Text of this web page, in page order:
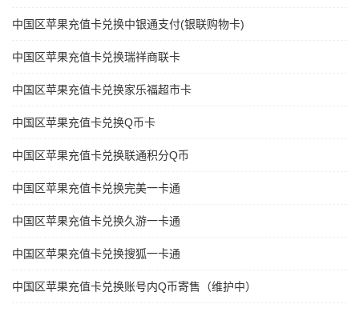
中国区苹果充值卡兑换中银通支付(银联购物卡)
中国区苹果充值卡兑换瑞祥商联卡
中国区苹果充值卡兑换家乐福超市卡
中国区苹果充值卡兑换Q币卡
中国区苹果充值卡兑换联通积分Q币
中国区苹果充值卡兑换完美一卡通
中国区苹果充值卡兑换久游一卡通
中国区苹果充值卡兑换搜狐一卡通
中国区苹果充值卡兑换账号内Q币寄售（维护中）